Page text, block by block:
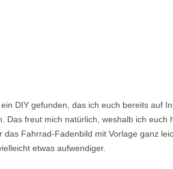
DIY gefunden, das ich euch bereits auf
Das freut mich natürlich, weshalb ich
das Fahrrad-Fadenbild mit Vorlage ganz
etwas aufwendiger.